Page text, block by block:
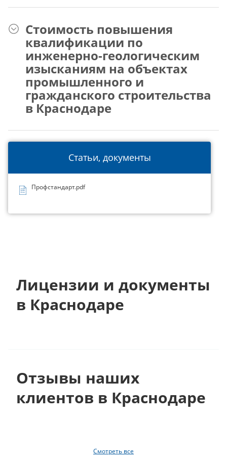
Статьи, документы
Профстандарт.pdf
Стоимость повышения
квалификации по
инженерно-геологическим
изысканиям на объектах
промышленного и
гражданского строительства
в Краснодаре
Лицензии и документы
в Краснодаре
Отзывы наших
клиентов в Краснодаре
Смотреть все